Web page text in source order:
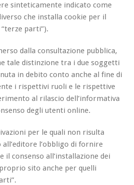
sinteticamente indicato come
che installa cookie per il
parti”).
dalla consultazione pubblica,
tale distinzione tra i due soggetti
in debito conto anche al fine di
i rispettivi ruoli e le rispettive
al rilascio dell’informativa
degli utenti online.
per le quali non risulta
l’obbligo di fornire
il consenso all’installazione dei
sito anche per quelli